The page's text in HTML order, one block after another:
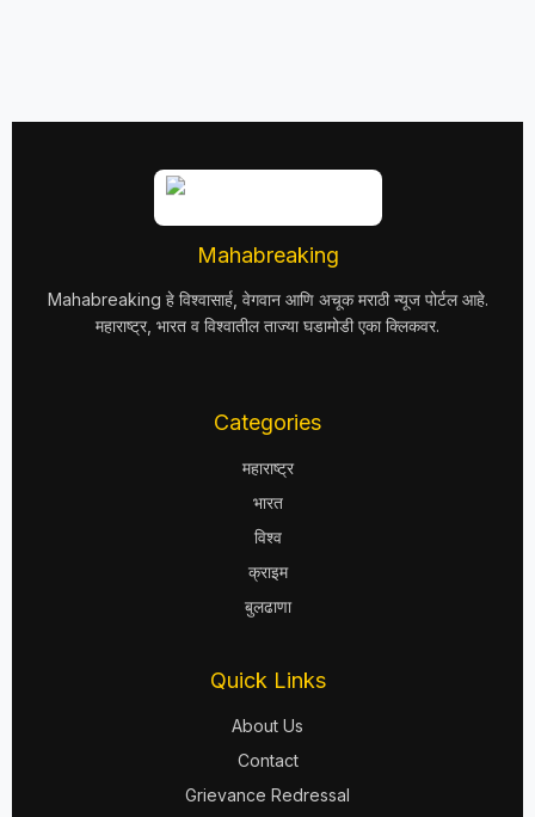
Mahabreaking
Mahabreaking हे विश्वासार्ह, वेगवान आणि अचूक मराठी न्यूज पोर्टल आहे.
महाराष्ट्र, भारत व विश्वातील ताज्या घडामोडी एका क्लिकवर.
Categories
महाराष्ट्र
भारत
विश्व
क्राइम
बुलढाणा
Quick Links
About Us
Contact
Grievance Redressal